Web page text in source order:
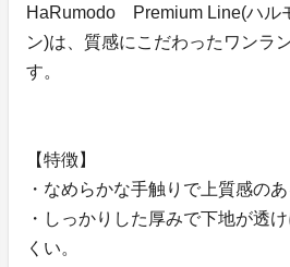
HaRumodo Premium Line(ハル
ン)は、質感にこだわったワンラ
す。
【特徴】
・なめらかな手触りで上質感の
・しっかりした厚みで下地が透
くい。